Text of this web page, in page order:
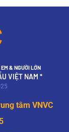
& NGƯỜI LỚN
VIỆT NAM *
tâm VNVC